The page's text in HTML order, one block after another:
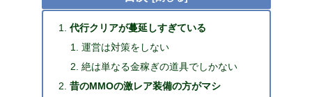
代行クリアが蔓延しすぎている
運営は対策をしない
絶は単なる金稼ぎの道具でしかない
昔のMMOの激レア装備の方がマシ